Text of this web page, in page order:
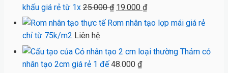
khấu giá rẻ từ 1x 25.000₫ Giá
gốc
19.000 ₫Giá
hiện
19.000 ₫.
Rơm nhân tạo lợp mái giá rẻ
chỉ từ 75k/m2 Liên hệ
Thảm cỏ
nhân tạo 2cm giá rẻ 1 đế 48.000 ₫